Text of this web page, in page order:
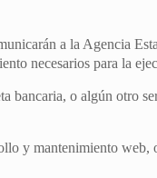
a la Agencia
necesarios para la
o algún otro
y mantenimiento